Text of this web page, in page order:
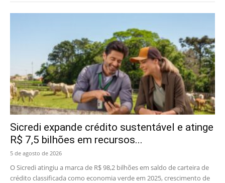
Sicredi expande crédito sustentável e atinge
R$ 7,5 bilhões em recursos...
5 de agosto de 2026
O Sicredi atingiu a marca de R$ 98,2 bilhões em saldo de carteira de
crédito classificada como economia verde em 2025, crescimento de